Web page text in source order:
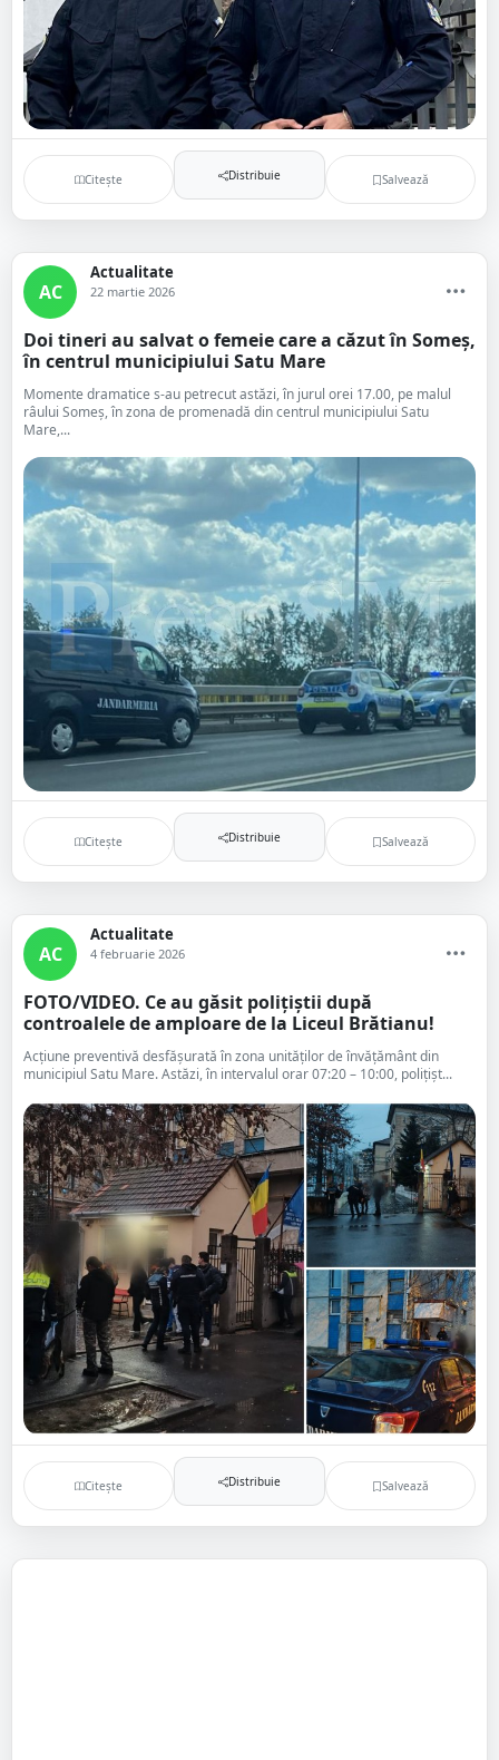
Citește Distribuie Salvează
AC
Actualitate
22 martie 2026
Doi tineri au salvat o femeie care a căzut în Someș,
în centrul municipiului Satu Mare
Momente dramatice s-au petrecut astăzi, în jurul orei 17.00, pe malul
râului Someș, în zona de promenadă din centrul municipiului Satu
Mare,...
Citește Distribuie Salvează
AC
Actualitate
4 februarie 2026
FOTO/VIDEO. Ce au găsit polițiștii după
controalele de amploare de la Liceul Brătianu!
Acțiune preventivă desfășurată în zona unităților de învățământ din
municipiul Satu Mare. Astăzi, în intervalul orar 07:20 – 10:00, polițișt...
Citește Distribuie Salvează